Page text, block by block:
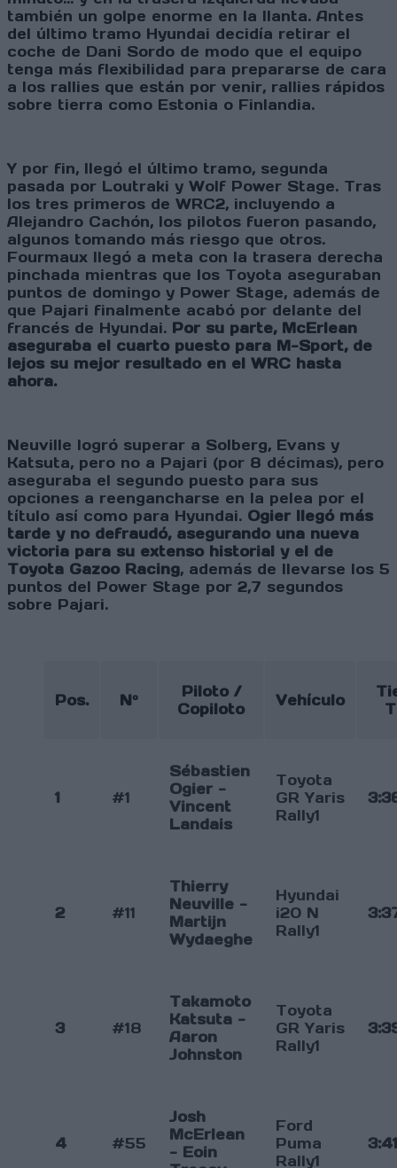
también un golpe enorme en la llanta. Antes
del último tramo Hyundai decidía retirar el
coche de Dani Sordo de modo que el equipo
tenga más flexibilidad para prepararse de cara
a los rallies que están por venir, rallies rápidos
sobre tierra como Estonia o Finlandia.
Y por fin, llegó el último tramo, segunda
pasada por Loutraki y Wolf Power Stage. Tras
los tres primeros de WRC2, incluyendo a
Alejandro Cachón, los pilotos fueron pasando,
algunos tomando más riesgo que otros.
Fourmaux llegó a meta con la trasera derecha
pinchada mientras que los Toyota aseguraban
puntos de domingo y Power Stage, además de
que Pajari finalmente acabó por delante del
francés de Hyundai. Por su parte, McErlean
aseguraba el cuarto puesto para M-Sport, de
lejos su mejor resultado en el WRC hasta
ahora.
Neuville logró superar a Solberg, Evans y
Katsuta, pero no a Pajari (por 8 décimas), pero
aseguraba el segundo puesto para sus
opciones a reengancharse en la pelea por el
título así como para Hyundai. Ogier llegó más
tarde y no defraudó, asegurando una nueva
victoria para su extenso historial y el de
Toyota Gazoo Racing, además de llevarse los 5
puntos del Power Stage por 2,7 segundos
sobre Pajari.
Pos. Nº
Piloto /
Copiloto
Vehículo
1 #1
Sébastien
Ogier -
Vincent
Landais
Toyota
GR Yaris
Rally1
2 #11
Thierry
Neuville -
Martijn
Wydaeghe
Hyundai
i20 N
Rally1
3 #18
Takamoto
Katsuta -
Aaron
Johnston
Toyota
GR Yaris
Rally1
4 #55
Josh
McErlean
- Eoin
Ford
Puma
Rally1